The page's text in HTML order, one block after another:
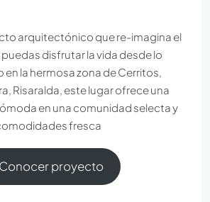
arquitectónico que re-imagina el
disfrutar la vida desde lo
en la hermosa zona de Cerritos,
Risaralda, este lugar ofrece una
en una comunidad selecta y
fresca
Conocer proyecto